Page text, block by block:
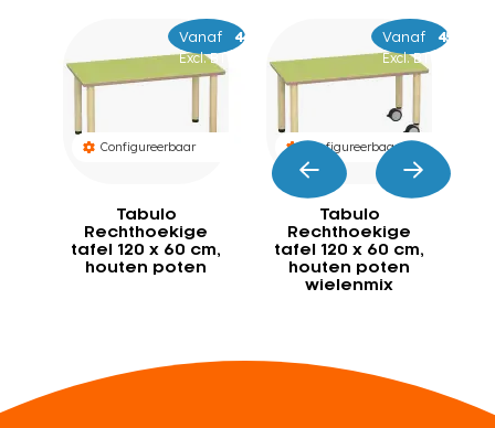
Configureerbaar
Tabulo
Rechthoekige
tafel 120 x 60 cm,
houten poten
Vanaf 449
469
Excl. BTW
Configureerbaar
Tabulo
Rechthoekige
tafel 120 x 60 cm,
houten poten
wielenmix
Vanaf 479509
Excl. BTW